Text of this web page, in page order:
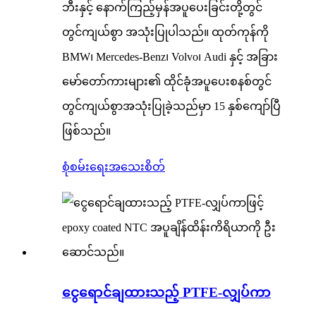
ဘီးနှင့် နောက်ကြည့်မှန်အပူပေးခြင်းတို့တွင်
တွင်ကျယ်စွာ အသုံးပြုပါသည်။ ထုတ်ကုန်ကို
BMW၊ Mercedes-Benz၊ Volvo၊ Audi နှင့် အခြား
မော်တော်ကားများ၏ ထိုင်ခုံအပူပေးစနစ်တွင်
တွင်ကျယ်စွာအသုံးပြုခဲ့သည်မှာ 15 နှစ်ကျော်ပြီ
ဖြစ်သည်။
စုံစမ်းရေးအသေးစိတ်
ငွေရောင်ချထားသည့် PTFE-လျှပ်ကာ